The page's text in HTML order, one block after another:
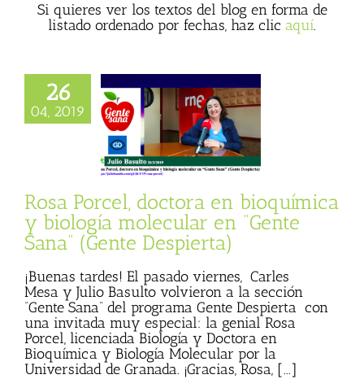
Si quieres ver los textos del blog en forma de
listado ordenado por fechas, haz clic aquí.
26
04, 2019
doctora en
y biología
en “Gente Sana”
Rosa Porcel, doctora en bioquímica
y biología molecular en “Gente
Sana” (Gente Despierta)
¡Buenas tardes! El pasado viernes, Carles
Mesa y Julio Basulto volvieron a la sección
“Gente Sana” del programa Gente Despierta con
una invitada muy especial: la genial Rosa
Porcel, licenciada Biología y Doctora en
Bioquímica y Biología Molecular por la
Universidad de Granada. ¡Gracias, Rosa, [...]